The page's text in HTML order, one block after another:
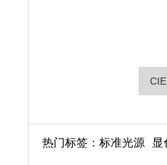
热门标签： 标准光源 显